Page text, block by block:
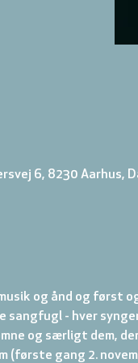
6, 8230 Aarhus,
og ånd og først
sangfugl - hver
og særligt dem,
(første gang 2.